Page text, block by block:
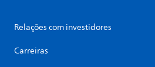
Relações com investidores
Carreiras